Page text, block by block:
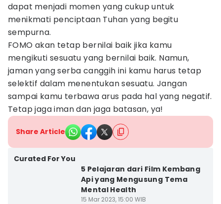
dapat menjadi momen yang cukup untuk
menikmati penciptaan Tuhan yang begitu
sempurna.
FOMO akan tetap bernilai baik jika kamu
mengikuti sesuatu yang bernilai baik. Namun,
jaman yang serba canggih ini kamu harus tetap
selektif dalam menentukan sesuatu. Jangan
sampai kamu terbawa arus pada hal yang negatif.
Tetap jaga iman dan jaga batasan, ya!
Share Article
Curated For You
5 Pelajaran dari Film Kembang
Api yang Mengusung Tema
Mental Health
15 Mar 2023, 15:00 WIB